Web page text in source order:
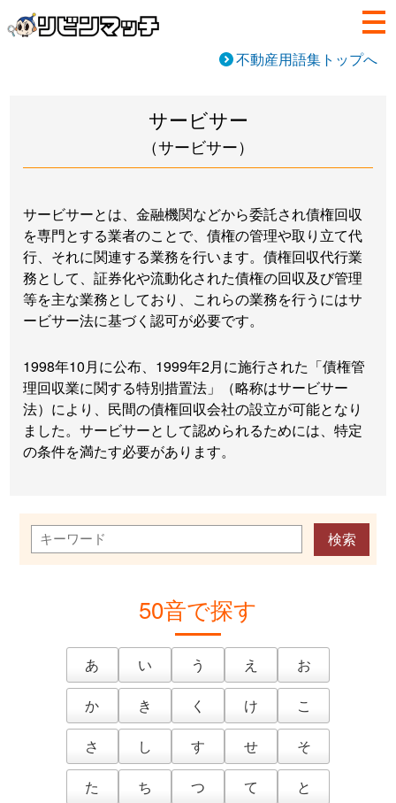
不動産用語集トップへ
サービサー
（サービサー）
サービサーとは、金融機関などから委託され債権回収
を専門とする業者のことで、債権の管理や取り立て代
行、それに関連する業務を行います。債権回収代行業
務として、証券化や流動化された債権の回収及び管理
等を主な業務としており、これらの業務を行うにはサ
ービサー法に基づく認可が必要です。
1998年10月に公布、1999年2月に施行された「債権管
理回収業に関する特別措置法」（略称はサービサー
法）により、民間の債権回収会社の設立が可能となり
ました。サービサーとして認められるためには、特定
の条件を満たす必要があります。
50音で探す
あ い う え
お
か
き く け
こ
さ
し す せ
そ
た
ち つ て
と